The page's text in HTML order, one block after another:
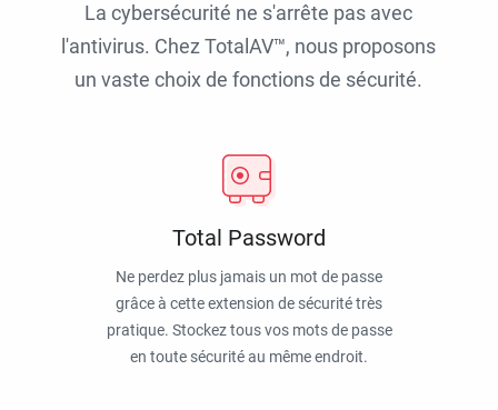
La cybersécurité ne s'arrête pas avec
l'antivirus. Chez TotalAV™, nous proposons
un vaste choix de fonctions de sécurité.
Total Password
Ne perdez plus jamais un mot de passe
grâce à cette extension de sécurité très
pratique. Stockez tous vos mots de passe
en toute sécurité au même endroit.